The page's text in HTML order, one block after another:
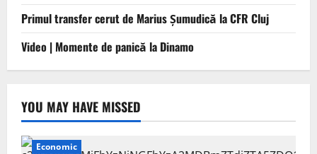
Primul transfer cerut de Marius Șumudică la CFR Cluj
Video | Momente de panică la Dinamo
YOU MAY HAVE MISSED
Economic